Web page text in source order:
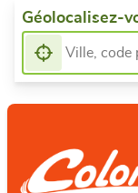
Géolocalisez-